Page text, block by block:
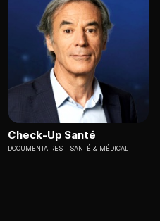
Check-Up Santé
DOCUMENTAIRES SANTÉ & MÉDICAL